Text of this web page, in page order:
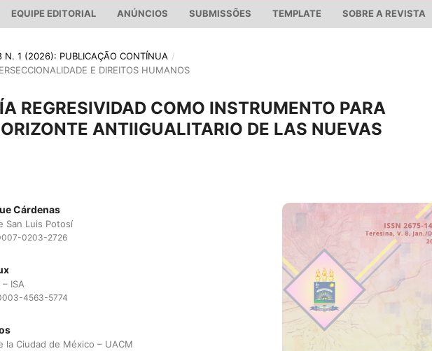
EQUIPE EDITORIAL ANÚNCIOS SUBMISSÕES TEMPLATE SOBRE A REVISTA
N. 1 (2026): PUBLICAÇÃO CONTÍNUA /
E DIREITOS HUMANOS
REGRESIVIDAD COMO INSTRUMENTO PARA
ANTIIGUALITARIO DE LAS NUEVAS
Cárdenas
San Luis Potosí
0203-2726
ISA
4563-5774
la Ciudad de México – UACM